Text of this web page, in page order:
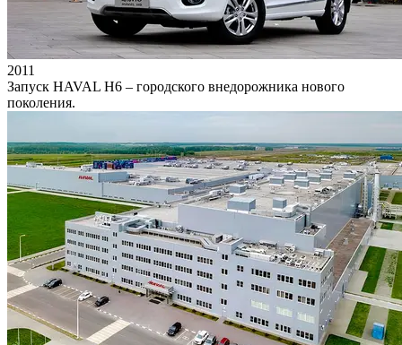
2011
Запуск HAVAL H6 – городского внедорожника нового
поколения.